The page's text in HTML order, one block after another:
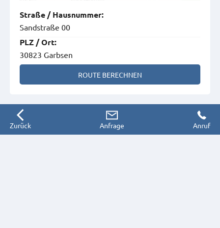
Straße / Hausnummer:
Sandstraße 00
PLZ /Ort:
30823 Garbsen
ROUTE BERECHNEN
Zurück Anfrage Anruf